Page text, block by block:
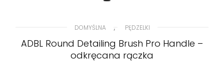
DOMYŚLNA , PĘDZELKI
ADBL Round Detailing Brush Pro Handle –
odkręcana rączka